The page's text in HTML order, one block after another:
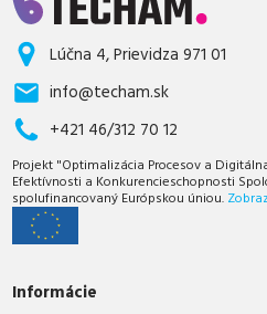
Lúčna 4, Prievidza 971 01
info@techam.sk
+421 46/312 70 12
Projekt "Optimalizácia Procesov a
Efektívnosti a Konkurencieschopnosti
spolufinancovaný Európskou úniou.
Informácie